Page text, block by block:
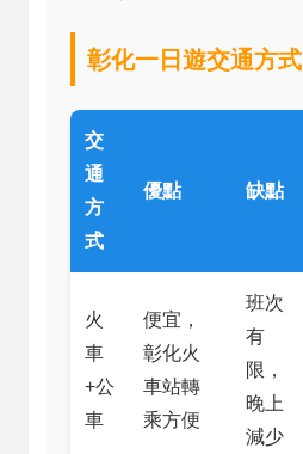
彰化一日遊交通方式
交
通
方
式
優點 缺點
火
車
+公
車
便宜，
彰化火
車站轉
乘方便
班次
有
限，
晚上
減少